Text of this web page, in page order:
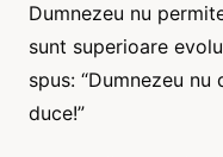
Dumnezeu nu
sunt superioare
spus: “Dumnezeu
duce!”